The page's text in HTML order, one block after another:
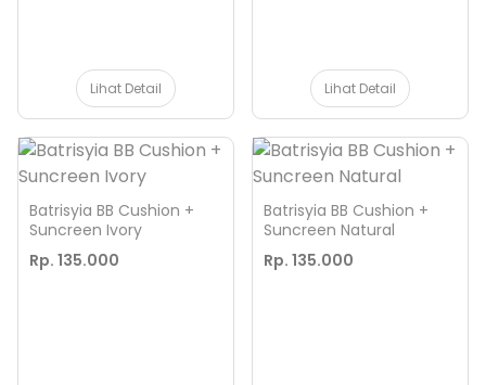
Lihat Detail Lihat Detail
Batrisyia BB Cushion +
Suncreen Ivory
Rp. 135.000
Batrisyia BB Cushion +
Suncreen Natural
Rp. 135.000